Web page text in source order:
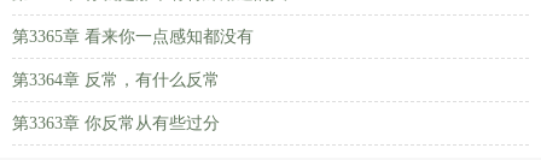
第3365章 看来你一点感知都没有
第3364章 反常，有什么反常
第3363章 你反常从有些过分